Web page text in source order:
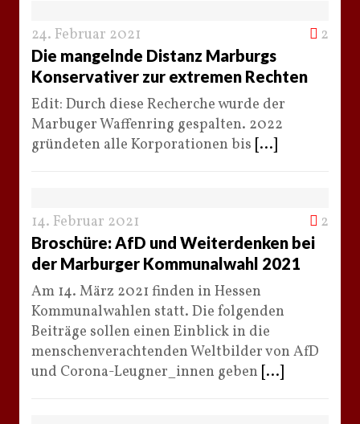
24. Februar 2021 2
Die mangelnde Distanz Marburgs
Konservativer zur extremen Rechten
Edit: Durch diese Recherche wurde der
Marbuger Waffenring gespalten. 2022
gründeten alle Korporationen bis [...]
14. Februar 2021 2
Broschüre: AfD und Weiterdenken bei
der Marburger Kommunalwahl 2021
Am 14. März 2021 finden in Hessen
Kommunalwahlen statt. Die folgenden
Beiträge sollen einen Einblick in die
menschenverachtenden Weltbilder von AfD
und Corona-Leugner_innen geben [...]